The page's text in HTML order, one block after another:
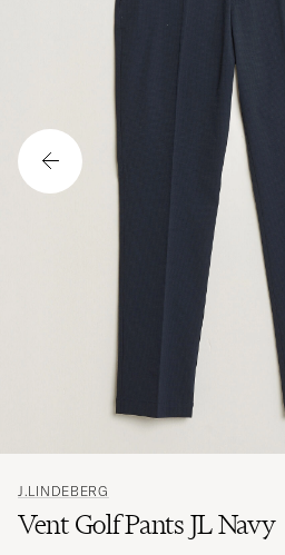
J.LINDEBERG
Vent Golf Pants JL Navy